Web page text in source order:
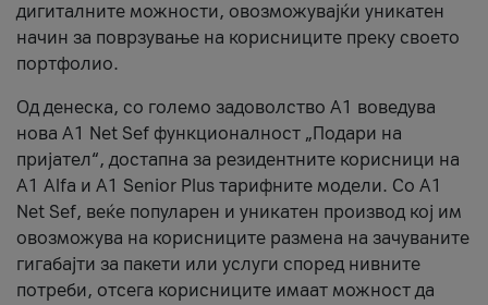
дигиталните можности, овозможувајќи уникатен
начин за поврзување на корисниците преку своето
портфолио.
Од денеска, со големо задоволство А1 воведува
нова A1 Net Sef функционалност „Подари на
пријател“, достапна за резидентните корисници на
А1 Alfa и A1 Senior Plus тарифните модели. Со A1
Net Sef, веќе популарен и уникатен производ кој им
овозможува на корисниците размена на зачуваните
гигабајти за пакети или услуги според нивните
потреби, отсега корисниците имаат можност да